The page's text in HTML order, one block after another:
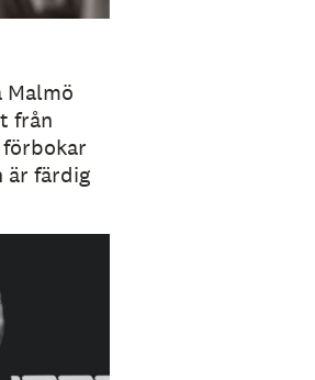
Malmö
från
är färdig